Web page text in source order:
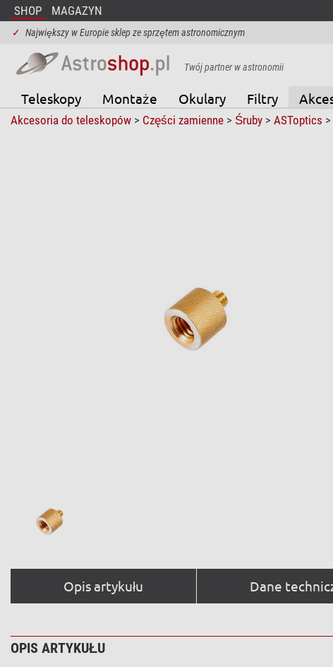
SHOP MAGAZYN
✓ Największy w Europie sklep ze sprzętem astronomicznym
Twój partner w astronomii
Teleskopy Montaże Okulary Filtry
Akcesoria do teleskopów> Części zamienne> Śruby> ASToptics
Opis artykułu Dane
OPIS ARTYKUŁU